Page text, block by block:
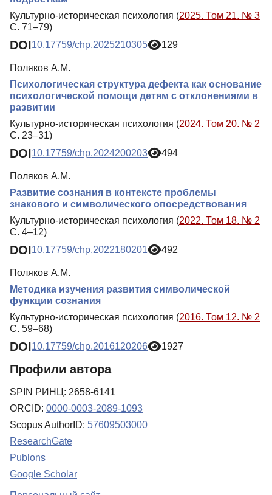
Культурно-историческая психология (2025. Том 21. № 3
С. 71–79)
DOI10.17759/chp.2025210305 129
Поляков А.М.
Психологическая структура дефекта как основание
психологической помощи детям с отклонениями в
развитии
Культурно-историческая психология (2024. Том 20. № 2
С. 23–31)
DOI10.17759/chp.2024200203 494
Поляков А.М.
Развитие сознания в контексте проблемы
знакового и символического опосредствования
Культурно-историческая психология (2022. Том 18. № 2
С. 4–12)
DOI10.17759/chp.2022180201 492
Поляков А.М.
Методика изучения развития символической
функции сознания
Культурно-историческая психология (2016. Том 12. № 2
С. 59–68)
DOI10.17759/chp.2016120206 1927
Профили автора
SPIN РИНЦ: 2658-6141
ORCID: 0000-0003-2089-1093
Scopus AuthorID: 57609503000
ResearchGate
Publons
Google Scholar